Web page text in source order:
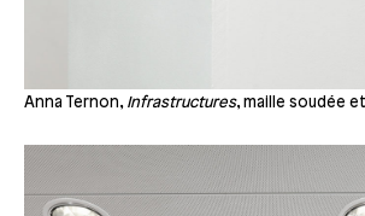
Anna Ternon, Infrastructures, maille soudée